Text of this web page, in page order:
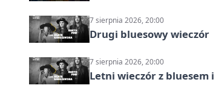
7 sierpnia 2026, 20:00
Drugi bluesowy wieczór
7 sierpnia 2026, 20:00
Letni wieczór z bluesem